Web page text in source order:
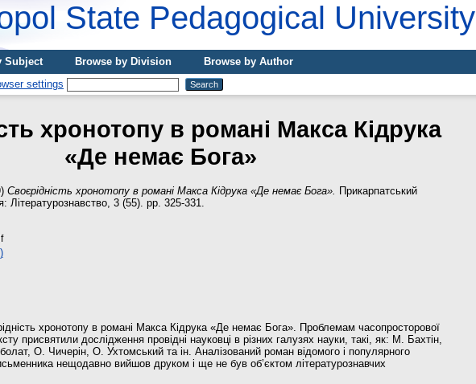
State Pedagogical University
Subject Browse by Division
Browse by Author
хронотопу в романі Макса Кідрука
«Де немає Бога»
Своєрідність хронотопу в романі Макса Кідрука «Де немає Бога». Прикарпатський
3 (55). pp. 325-331.
хронотопу в романі Макса Кідрука «Де немає Бога». Проблемам часопросторової
присвятили дослідження провідні науковці в різних галузях науки, такі, як: М. Бахтін,
О. Чичерін, О. Ухтомський та ін. Аналізований роман відомого і популярного
нещодавно вийшов друком і ще не був об’єктом літературознавчих